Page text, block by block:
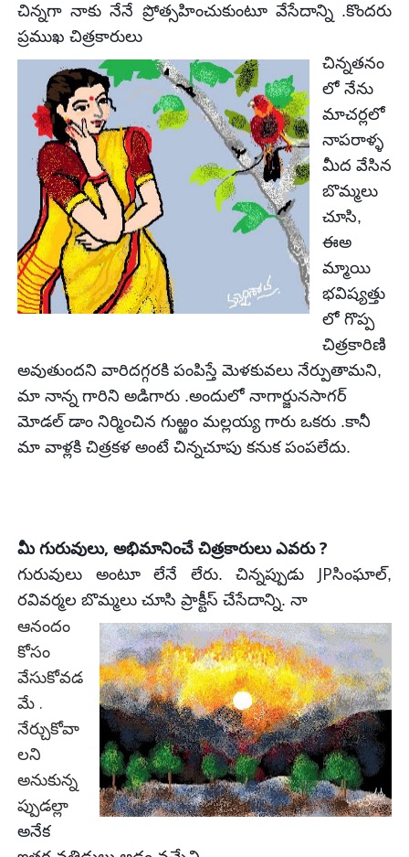
చిన్నగా నాకు నేనే ప్రోత్సహించుకుంటూ వేసేదాన్ని .కొందరు
ప్రముఖ చిత్రకారులు
చిన్నతనం
లో నేను
మాచర్లలో
నాపరాళ్ళ
మీద వేసిన
బొమ్మలు
చూసి,
ఈఅ
మ్మాయి
భవిష్యత్తు
లో గొప్ప
చిత్రకారిణి
అవుతుందని వారిదగ్గరకి పంపిస్తే మెళకువలు నేర్పుతామని,
మా నాన్న గారిని అడిగారు .అందులో నాగార్జునసాగర్
మోడల్ డాం నిర్మించిన గుఱ్ఱం మల్లయ్య గారు ఒకరు .కానీ
మా వాళ్లకి చిత్రకళ అంటే చిన్నచూపు కనుక పంపలేదు.
మీ గురువులు, అభిమానించే చిత్రకారులు ఎవరు ?
గురువులు అంటూ లేనే లేరు. చిన్నప్పుడు JPసింఘాల్,
రవివర్మల బొమ్మలు చూసి ప్రాక్టీస్ చేసేదాన్ని. నా
ఆనందం
కోసం
వేసుకోవడ
మే .
నేర్చుకోవా
లని
అనుకున్న
ప్పుడల్లా
అనేక